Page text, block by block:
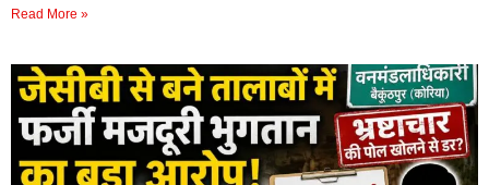
Read More »